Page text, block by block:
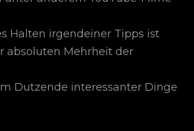
Halten irgendeiner Tipps ist
absoluten Mehrheit der
Dutzende interessanter Dinge